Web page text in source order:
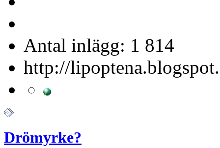
Antal inlägg: 1 814
http://
Drömyrke?